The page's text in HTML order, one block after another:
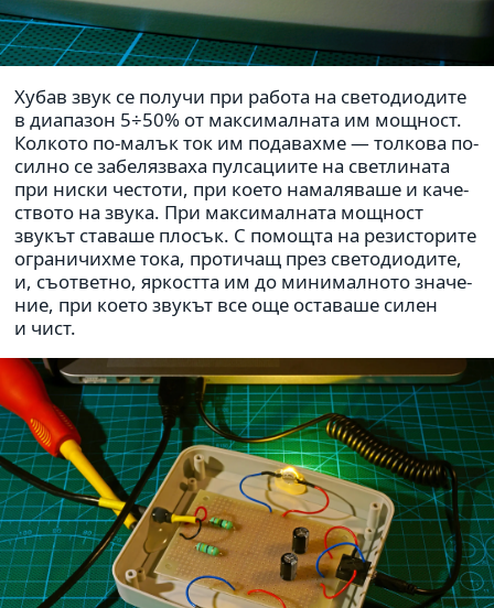
Хубав звук се получи при работа на све­то­ди­о­дите
в диа­па­зон 5÷50% от мак­си­мал­ната им мощ­ност.
Колкото по-малък ток им пода­вахме — тол­кова по-
силно се забе­ляз­ваха пул­са­ци­ите на свет­ли­ната
при ниски честоти, при което нама­ля­ваше и каче­
ството на звука. При мак­си­мал­ната мощ­ност
звукът ста­ваше плосък. С помо­щта на рези­сто­рите
огра­ни­чихме тока, про­ти­чащ през све­то­ди­о­дите,
и, съо­т­ветно, ярко­стта им до мини­мал­ното зна­че­
ние, при което звукът все още оста­ваше силен
и чист.